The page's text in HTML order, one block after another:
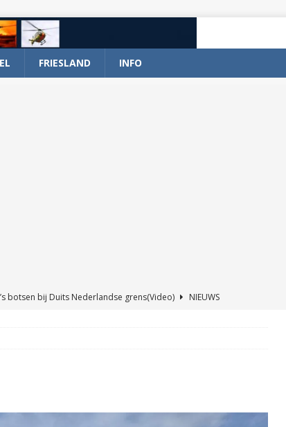
FRIESLAND INFO
botsen bij Duits Nederlandse grens(Video)
NIEUWS
en wagen met stro in de brand in Oosterhesselen(Video)
aangevaren op Schildmeer Steendam(Video) NIEUWS